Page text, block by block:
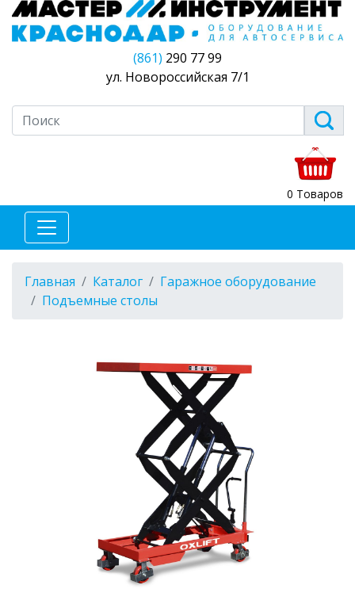
(861) 290 77 99
ул. Новороссийская 7/1
0 Товаров
Главная Каталог
Гаражное оборудование
Подъемные столы